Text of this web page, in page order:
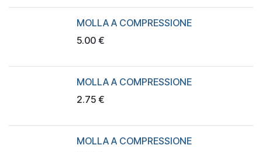
MOLLA A COMPRESSIONE
5.00 €
MOLLA A COMPRESSIONE
2.75 €
MOLLA A COMPRESSIONE